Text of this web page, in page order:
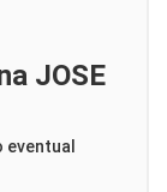
JOSE